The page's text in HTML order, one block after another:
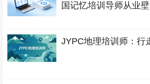
国记忆培训导师从业壁
JYPC地理培训师：行